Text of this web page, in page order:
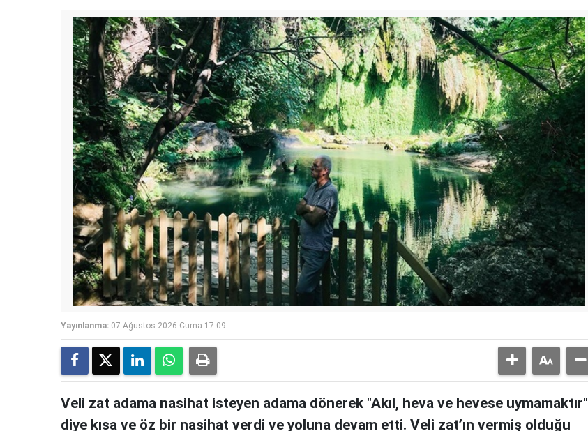
Yayınlanma: 07 Ağustos 2026 Cuma 17:09
Veli zat adama nasihat isteyen adama dönerek "Akıl, heva ve hevese uymamaktır"
diye kısa ve öz bir nasihat verdi ve yoluna devam etti. Veli zat’ın vermiş olduğu